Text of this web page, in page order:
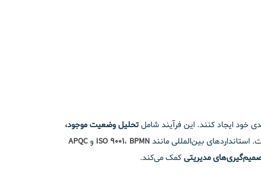
خود ایجاد کنند. این فرآیند شاملتحلیل وضعیت موجود،
استانداردهای بین‌المللی مانند ISO 9001، BPMN وAPQC
مدیریتیکمک می‌کند.